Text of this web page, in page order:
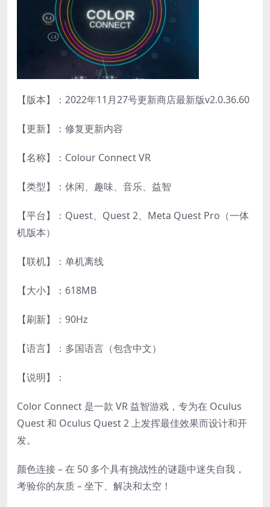
【版本】：2022年11月27号更新商店最新版v2.0.36.60
【更新】：修复更新内容
【名称】：Colour Connect VR
【类型】：休闲、趣味、音乐、益智
【平台】：Quest、Quest 2、Meta Quest Pro（一体
机版本）
【联机】：单机离线
【大小】：618MB
【刷新】：90Hz
【语言】：多国语言（包含中文）
【说明】：
Color Connect 是一款 VR 益智游戏，专为在 Oculus
Quest 和 Oculus Quest 2 上发挥最佳效果而设计和开
发。
颜色连接 – 在 50 多个具有挑战性的谜题中迷失自我，
考验你的灰质 – 坐下、解决和太空！